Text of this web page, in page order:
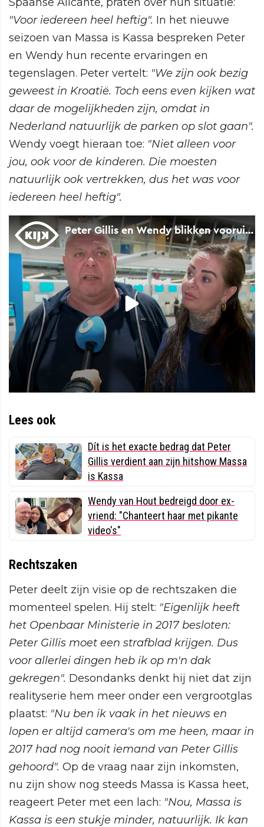
"Voor iedereen heel heftig". In het nieuwe
seizoen van Massa is Kassa bespreken Peter
en Wendy hun recente ervaringen en
tegenslagen. Peter vertelt: "We zijn ook bezig
geweest in Kroatië. Toch eens even kijken wat
daar de mogelijkheden zijn, omdat in
Nederland natuurlijk de parken op slot gaan".
Wendy voegt hieraan toe: "Niet alleen voor
jou, ook voor de kinderen. Die moesten
natuurlijk ook vertrekken, dus het was voor
iedereen heel heftig".
Lees ook
Dít is het exacte bedrag dat Peter
Gillis verdient aan zijn hitshow Massa
is Kassa
Wendy van Hout bedreigd door ex-
vriend: "Chanteert haar met pikante
video's"
Rechtszaken
Peter deelt zijn visie op de rechtszaken die
momenteel spelen. Hij stelt: "Eigenlijk heeft
het Openbaar Ministerie in 2017 besloten:
Peter Gillis moet een strafblad krijgen. Dus
voor allerlei dingen heb ik op m'n dak
gekregen". Desondanks denkt hij niet dat zijn
realityserie hem meer onder een vergrootglas
plaatst: "Nu ben ik vaak in het nieuws en
lopen er altijd camera's om me heen, maar in
2017 had nog nooit iemand van Peter Gillis
gehoord". Op de vraag naar zijn inkomsten,
nu zijn show nog steeds Massa is Kassa heet,
reageert Peter met een lach: "Nou, Massa is
Kassa is een stukje minder, natuurlijk. Ik kan